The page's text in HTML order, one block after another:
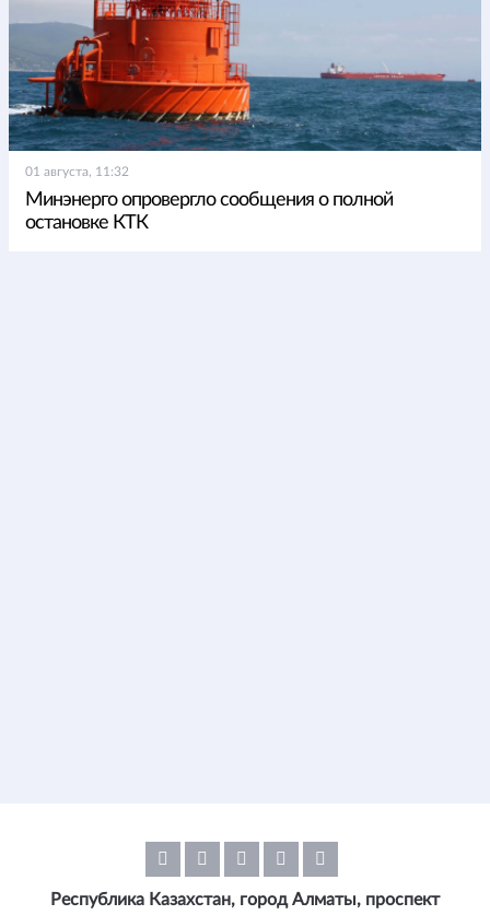
01 августа, 11:32
Минэнерго опровергло сообщения о полной
остановке КТК
Республика Казахстан, город Алматы, проспект